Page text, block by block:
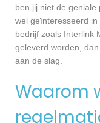
ben jij niet de
wel geïnteresseerd
bedrijf zoals Interlink
geleverd worden,
aan de slag.
Waarom